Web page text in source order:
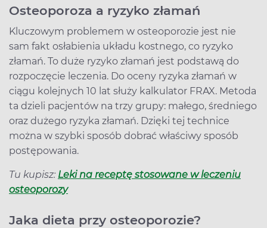
Osteoporoza a ryzyko złamań
Kluczowym problemem w osteoporozie jest nie
sam fakt osłabienia układu kostnego, co ryzyko
złamań. To duże ryzyko złamań jest podstawą do
rozpoczęcie leczenia. Do oceny ryzyka złamań w
ciągu kolejnych 10 lat służy kalkulator FRAX. Metoda
ta dzieli pacjentów na trzy grupy: małego, średniego
oraz dużego ryzyka złamań. Dzięki tej technice
można w szybki sposób dobrać właściwy sposób
postępowania.
Tu kupisz: Leki na receptę stosowane w leczeniu
osteoporozy
Jaka dieta przy osteoporozie?